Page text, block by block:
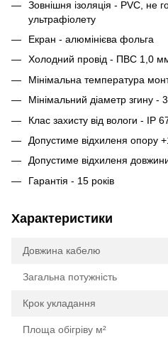
Зовнішня ізоляція - PVC, не
ультрафіолету
Екран - алюмінієва фольга
Холодний провід - ПВС 1,0
Мінімальна температура
Мінімальний діаметр згину -
Клас захисту від вологи - IP
Допустиме відхиленя опору
Допустиме відхиленя
Гарантія - 15 років
Характеристики
Довжина кабелю
Загальна потужність
Крок укладання
Площа обігріву м²